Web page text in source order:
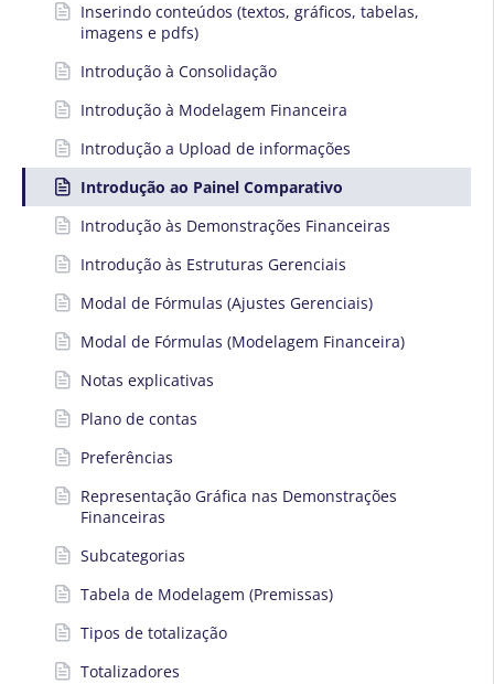
Inserindo conteúdos (textos, gráficos, tabelas,
imagens e pdfs)
Introdução à Consolidação
Introdução à Modelagem Financeira
Introdução a Upload de informações
Introdução ao Painel Comparativo
Introdução às Demonstrações Financeiras
Introdução às Estruturas Gerenciais
Modal de Fórmulas (Ajustes Gerenciais)
Modal de Fórmulas (Modelagem Financeira)
Notas explicativas
Plano de contas
Preferências
Representação Gráfica nas Demonstrações
Financeiras
Subcategorias
Tabela de Modelagem (Premissas)
Tipos de totalização
Totalizadores